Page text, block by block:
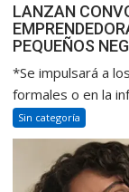
LANZAN
PEQUEÑOS
*Se impulsará a
formales o en la
Sin categoría